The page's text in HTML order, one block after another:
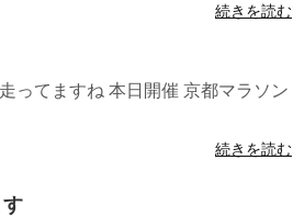
続きを読む
ってますね 本日開催 京都マラソン
続きを読む